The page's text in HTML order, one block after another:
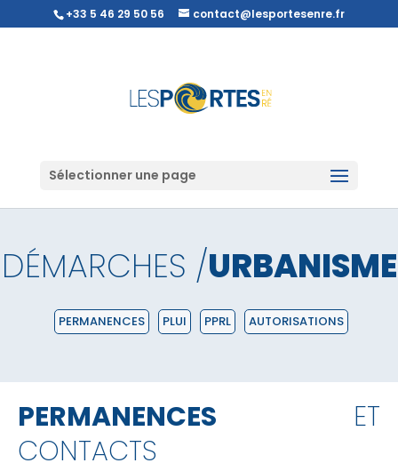
+33 5 46 29 50 56 contact@lesportesenre.fr
Sélectionner une page
DÉMARCHES /URBANISME
PERMANENCES PLUI PPRL AUTORISATIONS
PERMANENCES ET
CONTACTS